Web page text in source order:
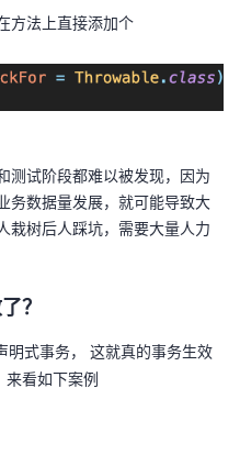
方法上直接添加个
测试阶段都难以被发现，因为
务数据量发展，就可能导致大
栽树后人踩坑，需要大量人力
？
明式事务， 这就真的事务生效
来看如下案例